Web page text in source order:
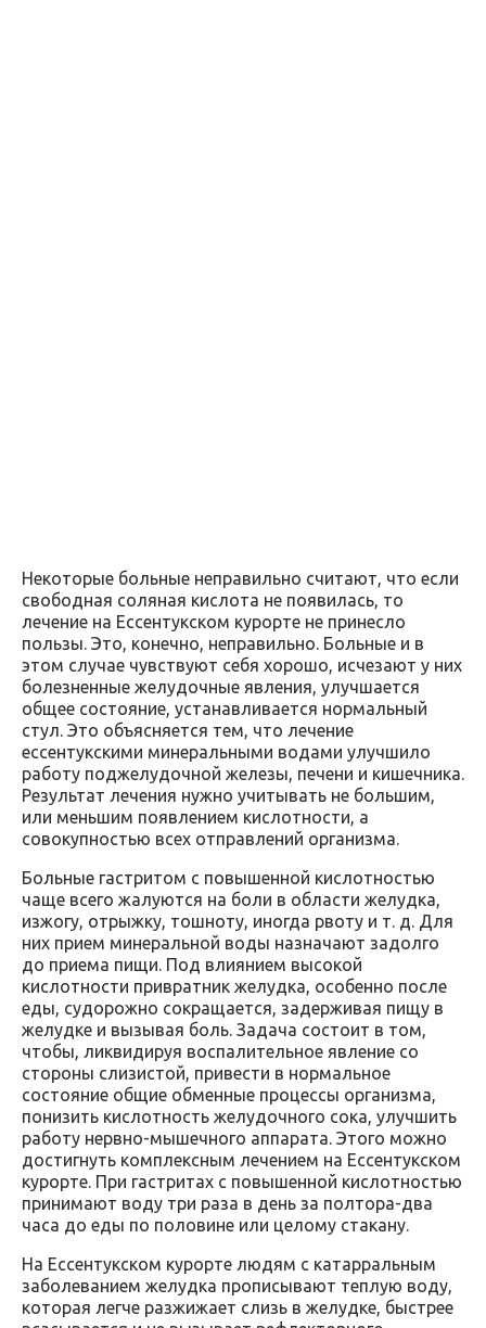
Некоторые больные неправильно считают, что если
свободная соляная кислота не появилась, то
лечение на Ессентукском курорте не принесло
пользы. Это, конечно, неправильно. Больные и в
этом случае чувствуют себя хорошо, исчезают у них
болезненные желудочные явления, улучшается
общее состояние, устанавливается нормальный
стул. Это объясняется тем, что лечение
ессентукскими минеральными водами улучшило
работу поджелудочной железы, печени и кишечника.
Результат лечения нужно учитывать не большим,
или меньшим появлением кислотности, а
совокупностью всех отправлений организма.
Больные гастритом с повышенной кислотностью
чаще всего жалуются на боли в области желудка,
изжогу, отрыжку, тошноту, иногда рвоту и т. д. Для
них прием минеральной воды назначают задолго
до приема пищи. Под влиянием высокой
кислотности привратник желудка, особенно после
еды, судорожно сокращается, задерживая пищу в
желудке и вызывая боль. Задача состоит в том,
чтобы, ликвидируя воспалительное явление со
стороны слизистой, привести в нормальное
состояние общие обменные процессы организма,
понизить кислотность желудочного сока, улучшить
работу нервно-мышечного аппарата. Этого можно
достигнуть комплексным лечением на Ессентукском
курорте. При гастритах с повышенной кислотностью
принимают воду три раза в день за полтора-два
часа до еды по половине или целому стакану.
На Ессентукском курорте людям с катарральным
заболеванием желудка прописывают теплую воду,
которая легче разжижает слизь в желудке, быстрее